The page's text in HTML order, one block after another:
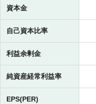
資本金
自己資本比率
利益余剰金
純資産経常利益率
EPS(PER)